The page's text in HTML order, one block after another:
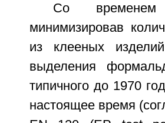
Со
минимизировав
из клееных
выделения
типичного до 1970
настоящее время